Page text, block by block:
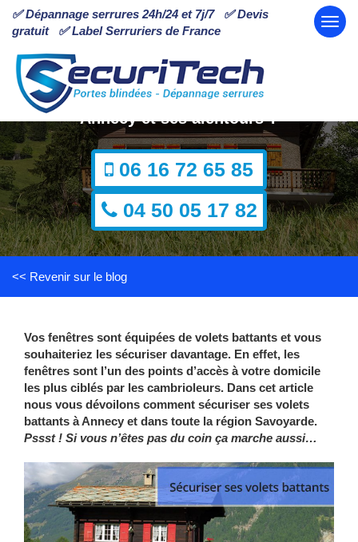
✅ Dépannage serrures 24h/24 et 7j/7 ✅ Devis
gratuit ✅ Label Serruriers de France
Comment sécuriser ses volets battants à
Annecy et ses alentours ?
06 16 72 65 85
04 50 05 17 82
<< Revenir sur le blog
Vos fenêtres sont équipées de volets battants et vous
souhaiteriez les sécuriser davantage. En effet, les
fenêtres sont l’un des points d’accès à votre domicile
les plus ciblés par les cambrioleurs. Dans cet article
nous vous dévoilons comment sécuriser ses volets
battants à Annecy et dans toute la région Savoyarde.
Pssst ! Si vous n’êtes pas du coin ça marche aussi…